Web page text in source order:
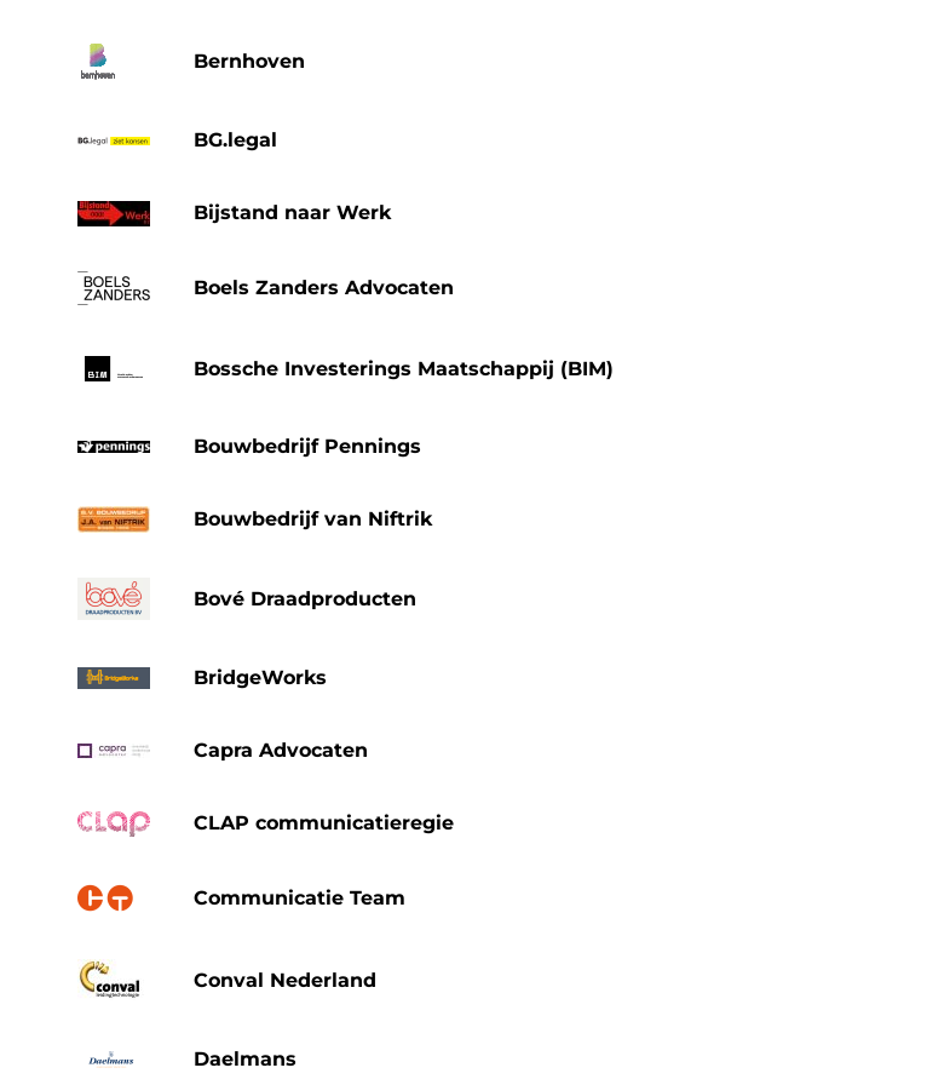
Bernhoven
BG.legal
Bijstand naar Werk
Boels Zanders Advocaten
Bossche Investerings Maatschappij (BIM)
Bouwbedrijf Pennings
Bouwbedrijf van Niftrik
Bové Draadproducten
BridgeWorks
Capra Advocaten
CLAP communicatieregie
Communicatie Team
Conval Nederland
Daelmans